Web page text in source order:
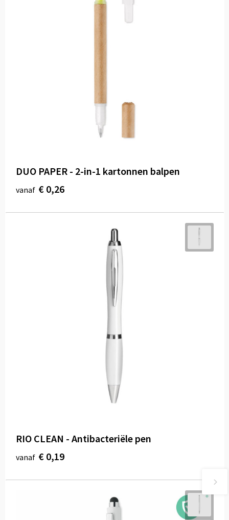
DUO PAPER - 2-in-1 kartonnen balpen
vanaf € 0,26
RIO CLEAN - Antibacteriële pen
vanaf € 0,19